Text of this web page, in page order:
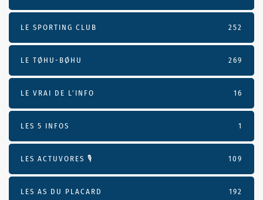
LE SPORTING CLUB 252
LE TØHU-BØHU 269
LE VRAI DE L’INFO 16
LES 5 INFOS 1
LES ACTUVORES 🎙 109
LES AS DU PLACARD 192